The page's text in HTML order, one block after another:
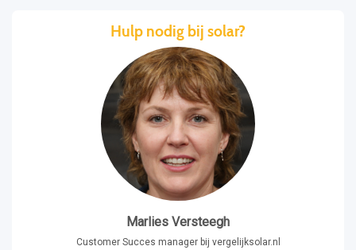
Hulp nodig bij solar?
Marlies Versteegh
Customer Succes manager bij vergelijksolar.nl